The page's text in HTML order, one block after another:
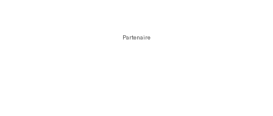
Partenaire